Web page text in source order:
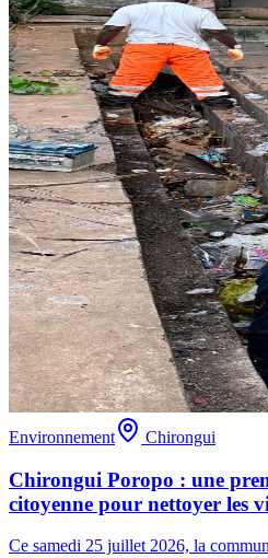
Environnement Chirongui
Chirongui Poropo : une
citoyenne pour nettoyer les
Ce samedi 25 juillet 2026, la